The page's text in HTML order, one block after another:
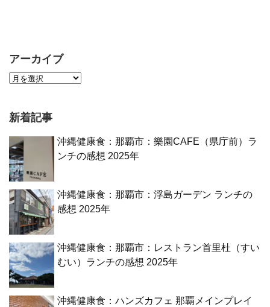
アーカイブ
新着記事
沖縄健康食：那覇市：樂園CAFE（県庁前）ラ
ンチの感想 2025年
沖縄健康食：那覇市：浮島ガーデン ランチの
感想 2025年
沖縄健康食：那覇市：レストラン首里杜（すい
むい）ランチの感想 2025年
沖縄健康食：ハンズカフェ 那覇メインプレイ